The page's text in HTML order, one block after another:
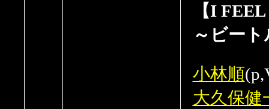
【I
～ビー
小林順
大久保健